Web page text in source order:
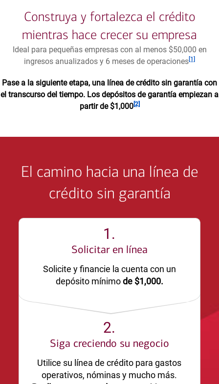
Construya y fortalezca el crédito
mientras hace crecer su empresa
Ideal para pequeñas empresas con al menos $50,000 en
ingresos anualizados y 6 meses de operaciones
Nota al pie
[1]
Pase a la siguiente etapa, una línea de crédito sin garantía con
el transcurso del tiempo. Los depósitos de garantía empiezan a
partir de $1,000
Nota al pie
[2]
El camino hacia una línea de
crédito sin garantía
1.
Solicitar en línea
Solicite y financie la cuenta con un
depósito mínimode $1,000.
2.
Siga creciendo su negocio
Utilice su línea de crédito para gastos
operativos, nóminas y mucho más.